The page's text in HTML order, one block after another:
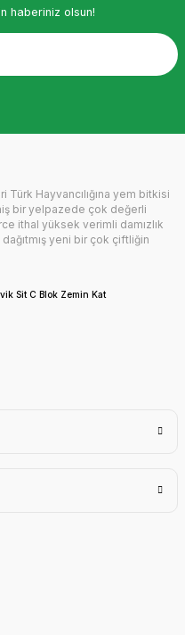
haberiniz olsun!
Türk Hayvancılığına yem bitkisi
bir yelpazede çok değerli
ithal yüksek verimli damızlık
yeni bir çok çiftliğin
Sit C Blok Zemin Kat